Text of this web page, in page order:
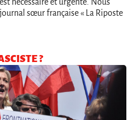
sœur française « La Riposte
?